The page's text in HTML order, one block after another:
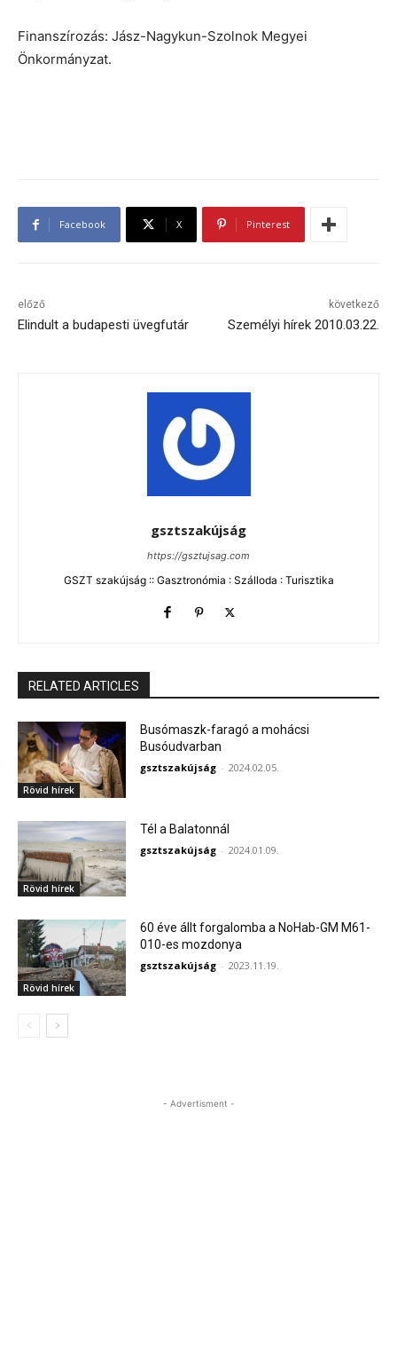
Finanszírozás: Jász-Nagykun-Szolnok Megyei
Önkormányzat.
Facebook X Pinterest
előző
Elindult a budapesti üvegfutár
következő
Személyi hírek 2010.03.22.
gsztszakújság
https://gsztujsag.com
GSZT szakújság :: Gasztronómia : Szálloda : Turisztika
RELATED ARTICLES
Rövid hírek
Busómaszk-faragó a mohácsi
Busóudvarban
gsztszakújság - 2024.02.05.
Rövid hírek
Tél a Balatonnál
gsztszakújság - 2024.01.09.
Rövid hírek
60 éve állt forgalomba a NoHab-GM M61-
010-es mozdonya
gsztszakújság - 2023.11.19.
- Advertisment -